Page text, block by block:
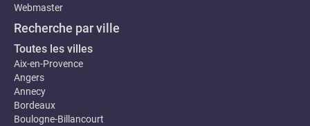
Webmaster
Recherche par ville
Toutes les villes
Aix-en-Provence
Angers
Annecy
Bordeaux
Boulogne-Billancourt